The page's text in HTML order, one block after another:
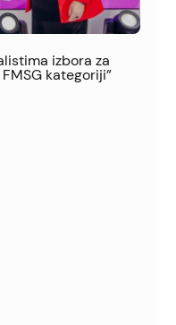
izbora za
kategoriji”